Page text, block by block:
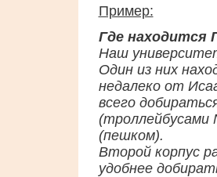
Пример:
Где находится
Наш
Один из них
недалеко от
всего
(троллейбусами
(пешком).
Второй корпус
удобнее